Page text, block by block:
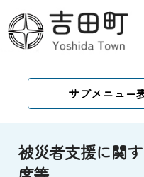
サブメニュー
被災者支援に関